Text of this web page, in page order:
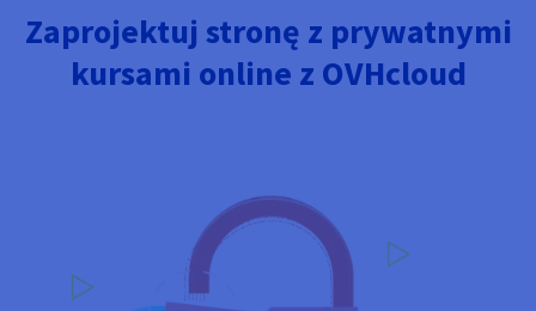
Zaprojektuj stronę z prywatnymi
kursami online z OVHcloud